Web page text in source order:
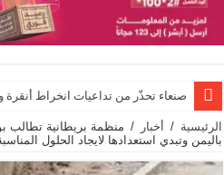
صنعاء تحذّر من تداعيات انخراط
الرئيسية / أخبار / منظمة بريطانية تطالب
باليمن وتبدي استعدادها لايجاد الحلول